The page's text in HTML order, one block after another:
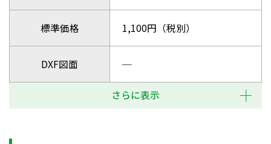
標準価格 1,100円（税別）
DXF図面 ─
さらに表示